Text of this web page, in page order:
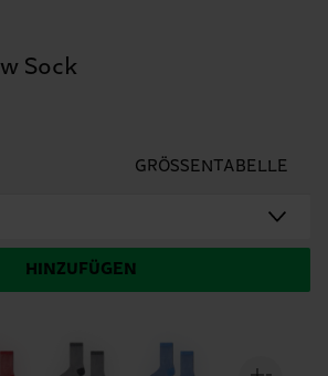
Sock
GRÖSSENTABELLE
HINZUFÜGEN